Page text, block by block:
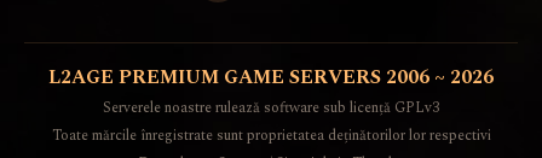
L2AGE PREMIUM GAME SERVERS 2006 ~ 2026
Serverele noastre rulează software sub licență GPLv3
Toate mărcile înregistrate sunt proprietatea deținătorilor lor respectivi